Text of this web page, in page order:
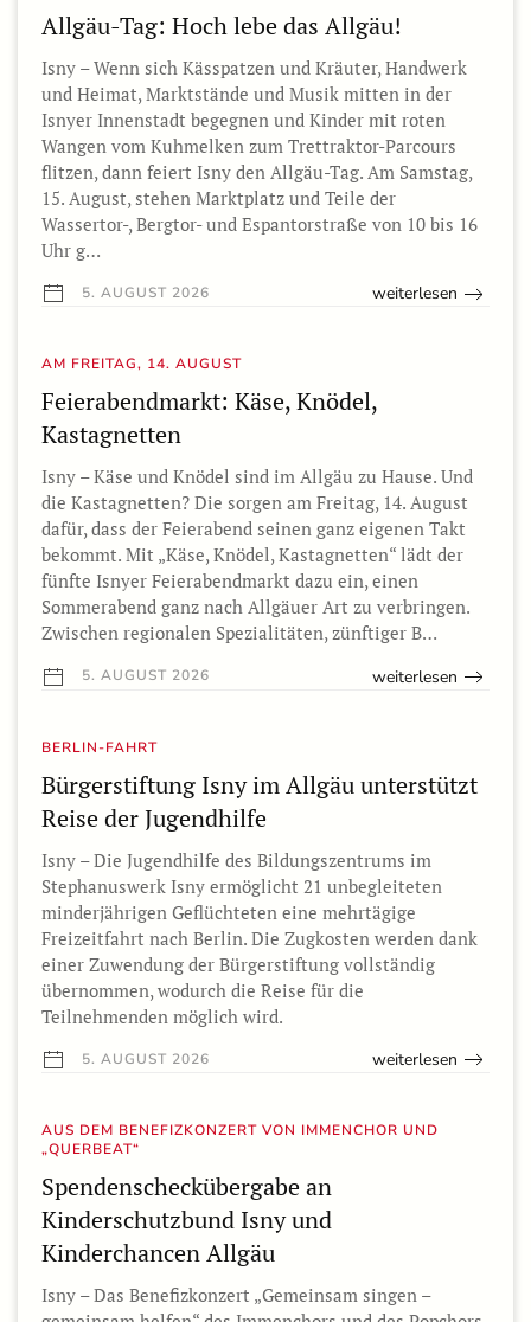
Allgäu-Tag: Hoch lebe das Allgäu!
Isny – Wenn sich Kässpatzen und Kräuter, Handwerk
und Heimat, Marktstände und Musik mitten in der
Isnyer Innenstadt begegnen und Kinder mit roten
Wangen vom Kuhmelken zum Trettraktor-Parcours
flitzen, dann feiert Isny den Allgäu-Tag. Am Samstag,
15. August, stehen Marktplatz und Teile der
Wassertor-, Bergtor- und Espantorstraße von 10 bis 16
Uhr g…
5. AUGUST 2026 weiterlesen
AM FREITAG, 14. AUGUST
Feierabendmarkt: Käse, Knödel,
Kastagnetten
Isny – Käse und Knödel sind im Allgäu zu Hause. Und
die Kastagnetten? Die sorgen am Freitag, 14. August
dafür, dass der Feierabend seinen ganz eigenen Takt
bekommt. Mit „Käse, Knödel, Kastagnetten“ lädt der
fünfte Isnyer Feierabendmarkt dazu ein, einen
Sommerabend ganz nach Allgäuer Art zu verbringen.
Zwischen regionalen Spezialitäten, zünftiger B…
5. AUGUST 2026 weiterlesen
BERLIN-FAHRT
Bürgerstiftung Isny im Allgäu unterstützt
Reise der Jugendhilfe
Isny – Die Jugendhilfe des Bildungszentrums im
Stephanuswerk Isny ermöglicht 21 unbegleiteten
minderjährigen Geflüchteten eine mehrtägige
Freizeitfahrt nach Berlin. Die Zugkosten werden dank
einer Zuwendung der Bürgerstiftung vollständig
übernommen, wodurch die Reise für die
Teilnehmenden möglich wird.
5. AUGUST 2026 weiterlesen
AUS DEM BENEFIZKONZERT VON IMMENCHOR UND
„QUERBEAT“
Spendenscheckübergabe an
Kinderschutzbund Isny und
Kinderchancen Allgäu
Isny – Das Benefizkonzert „Gemeinsam singen –